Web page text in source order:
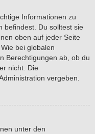
Informationen zu
befindest. Du solltest sie
oben auf jeder Seite
bei globalen
Berechtigungen ab, ob du
nicht. Die
vergeben.
unter den